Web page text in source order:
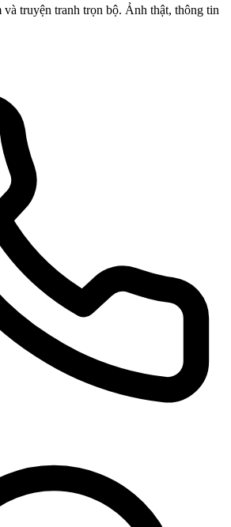
và truyện tranh trọn bộ. Ảnh thật, thông tin